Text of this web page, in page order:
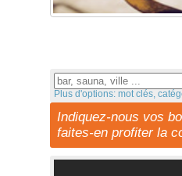
Plus d'options: mot clés,
Indiquez-nous vos
faites-en profiter la